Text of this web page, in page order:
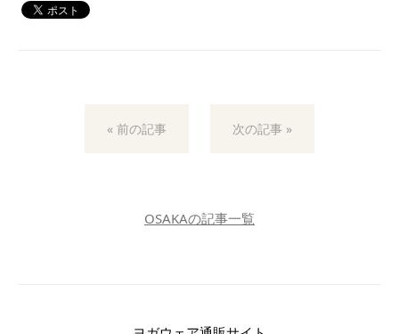
« 前の記事 次の記事 »
OSAKAの記事一覧